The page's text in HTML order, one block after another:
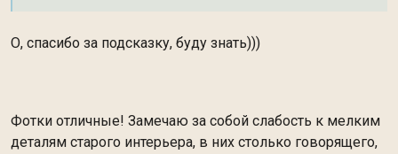
О, спасибо за подсказку, буду знать)))
Фотки отличные! Замечаю за собой слабость к мелким
деталям старого интерьера, в них столько говорящего,